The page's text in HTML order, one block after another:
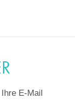
E-Mail